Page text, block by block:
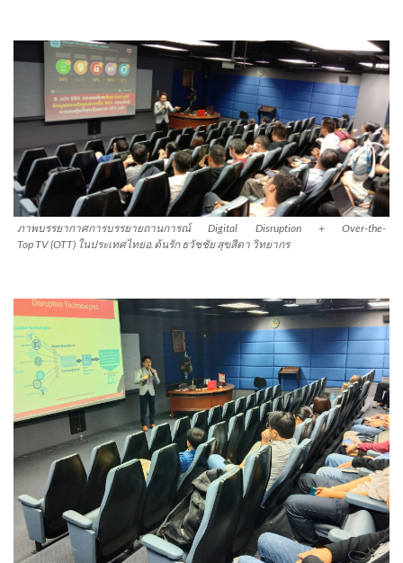
ภาพบรรยากาศการบรรยายถานการณ์ Digital Disruption + Over-the-
Top TV (OTT) ในประเทศไทยอ.ต้นรัก ธวัชชัย สุขสีดา วิทยากร